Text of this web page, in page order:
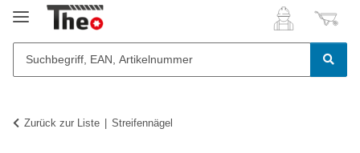
Zurück zur Liste Streifennägel